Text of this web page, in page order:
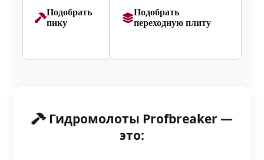
Подобрать
пику
Подобрать
переходную плиту
Гидромолоты Profbreaker —
это: